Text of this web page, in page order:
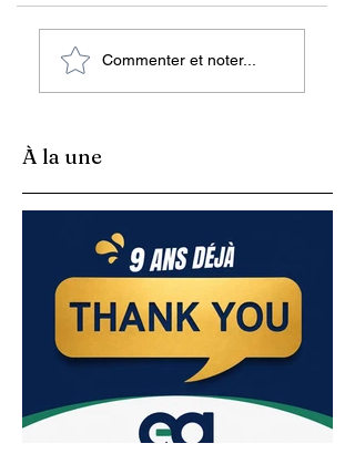
ses Mesures (Document)
Commenter et noter...
À la une